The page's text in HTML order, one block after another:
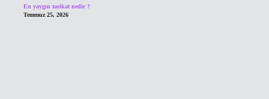
En yaygın tarikat nedir ?
Temmuz 25, 2026